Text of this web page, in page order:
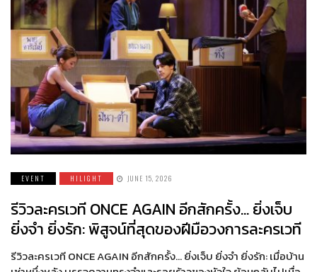
EVENT HILIGHT JUNE 15, 2026
รีวิวละครเวที ONCE AGAIN อีกสักครั้ง… ยิ่งเจ็บ
ยิ่งจำ ยิ่งรัก: พิสูจน์ที่สุดของฝีมือวงการละครเวที
รีวิวละครเวที ONCE AGAIN อีกสักครั้ง… ยิ่งเจ็บ ยิ่งจำ ยิ่งรัก: เมื่อบ้าน